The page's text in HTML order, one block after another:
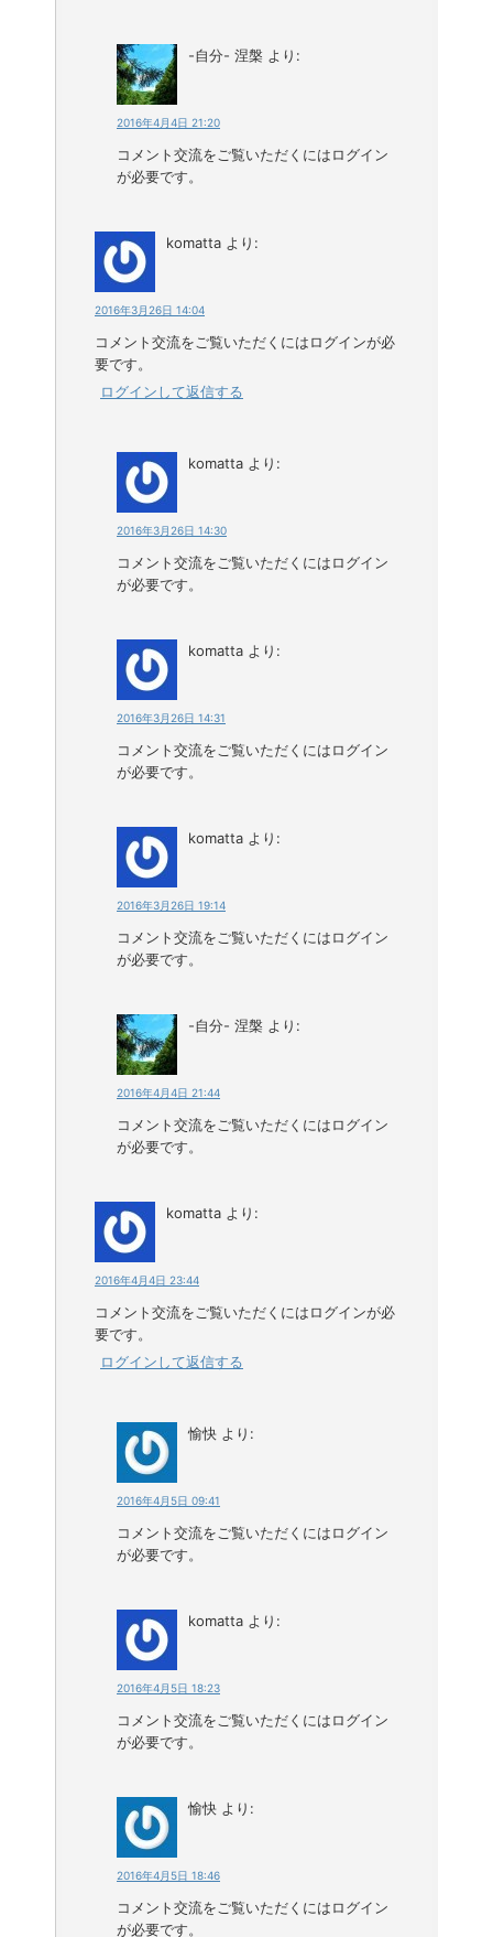
-自分- 涅槃 より:
2016年4月4日 21:20
コメント交流をご覧いただくにはログイン
が必要です。
komatta より:
2016年3月26日 14:04
コメント交流をご覧いただくにはログインが必
要です。
ログインして返信する
komatta より:
2016年3月26日 14:30
コメント交流をご覧いただくにはログイン
が必要です。
komatta より:
2016年3月26日 14:31
コメント交流をご覧いただくにはログイン
が必要です。
komatta より:
2016年3月26日 19:14
コメント交流をご覧いただくにはログイン
が必要です。
-自分- 涅槃 より:
2016年4月4日 21:44
コメント交流をご覧いただくにはログイン
が必要です。
komatta より:
2016年4月4日 23:44
コメント交流をご覧いただくにはログインが必
要です。
ログインして返信する
愉快 より:
2016年4月5日 09:41
コメント交流をご覧いただくにはログイン
が必要です。
komatta より:
2016年4月5日 18:23
コメント交流をご覧いただくにはログイン
が必要です。
愉快 より:
2016年4月5日 18:46
コメント交流をご覧いただくにはログイン
が必要です。